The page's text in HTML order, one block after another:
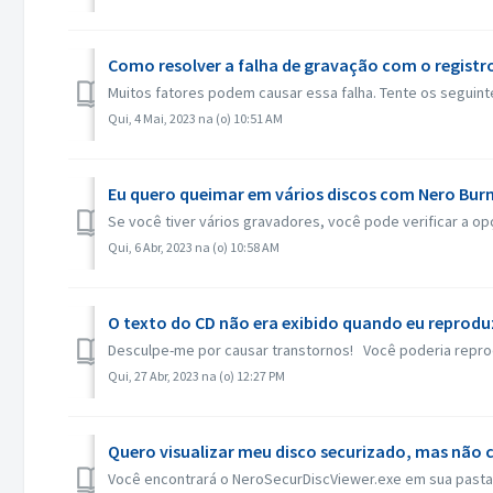
Como resolver a falha de gravação com o
Muitos fatores podem causar essa falha. Tente os
Qui, 4 Mai, 2023 na (o) 10:51 AM
Eu quero queimar em vários discos com Nero
Se você tiver vários gravadores, você pode verificar a
Qui, 6 Abr, 2023 na (o) 10:58 AM
O texto do CD não era exibido quando eu
Desculpe-me por causar transtornos! Você poderia
Qui, 27 Abr, 2023 na (o) 12:27 PM
Quero visualizar meu disco securizado, mas
Você encontrará o NeroSecurDiscViewer.exe em sua